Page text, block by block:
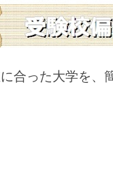
合った大学を、